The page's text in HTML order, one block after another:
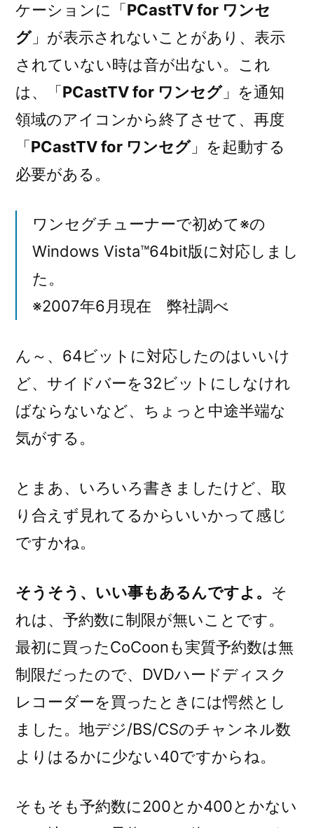
ケーションに「PCastTV for ワンセ
グ」が表示されないことがあり、表示
されていない時は音が出ない。これ
は、「PCastTV for ワンセグ」を通知
領域のアイコンから終了させて、再度
「PCastTV for ワンセグ」を起動する
必要がある。
ワンセグチューナーで初めて※の
Windows Vista™64bit版に対応しまし
た。
※2007年6月現在 弊社調べ
ん～、64ビットに対応したのはいいけ
ど、サイドバーを32ビットにしなけれ
ばならないなど、ちょっと中途半端な
気がする。
とまあ、いろいろ書きましたけど、取
り合えず見れてるからいいかって感じ
ですかね。
そうそう、いい事もあるんですよ。 そ
れは、予約数に制限が無いことです。
最初に買ったCoCoonも実質予約数は無
制限だったので、DVDハードディスク
レコーダーを買ったときには愕然とし
ました。地デジ/BS/CSのチャンネル数
よりはるかに少ない40ですからね。
そもそも予約数に200とか400とかない